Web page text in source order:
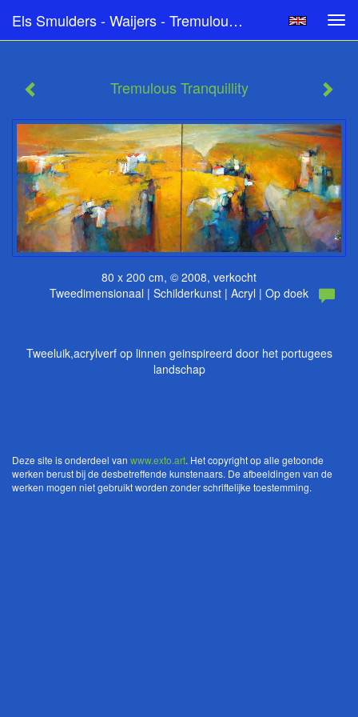
Els Smulders - Waijers - Tremulous Tranquillity
Tremulous Tranquillity
80 x 200 cm, © 2008, verkocht
Tweedimensionaal | Schilderkunst | Acryl | Op doek
Tweeluik,acrylverf op linnen geinspireerd door het portugees
landschap
Deze site is onderdeel van www.exto.art. Het copyright op alle getoonde
werken berust bij de desbetreffende kunstenaars. De afbeeldingen van de
werken mogen niet gebruikt worden zonder schriftelijke toestemming.